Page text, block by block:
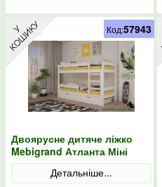
Двоярусне дитяче ліжко
Mebigrand Атланта Міні
Білий (RAL9003) 70х190 з
ящикамиДетальніше...
Код:57943